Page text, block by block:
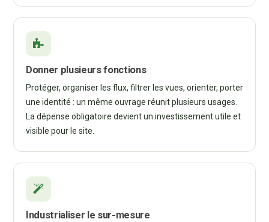
Donner plusieurs fonctions
Protéger, organiser les flux, filtrer les vues, orienter, porter
une identité : un même ouvrage réunit plusieurs usages.
La dépense obligatoire devient un investissement utile et
visible pour le site.
Industrialiser le sur-mesure